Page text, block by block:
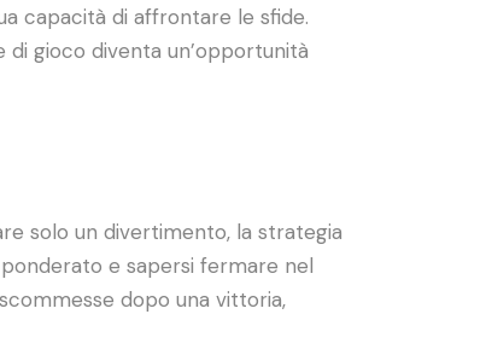
capacità di affrontare le sfide.
gioco diventa un’opportunità
solo un divertimento, la strategia
e sapersi fermare nel
dopo una vittoria,